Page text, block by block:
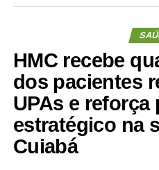
HMC recebe
dos pacientes
UPAs e reforça
estratégico na
Cuiabá